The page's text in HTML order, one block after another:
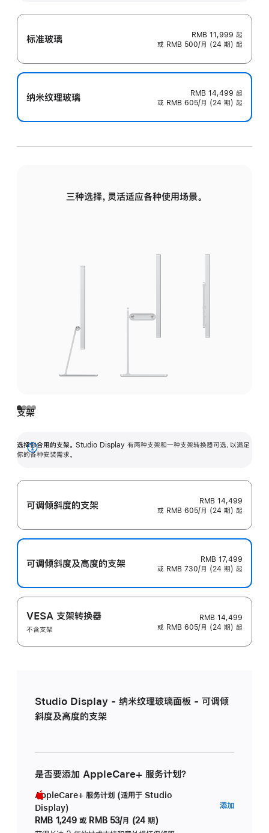
标准玻璃 RMB 11,999 起
或 RMB 500/月 (24 期) 起
纳米纹理玻璃 RMB 14,499 起
或 RMB 605/月 (24 期) 起
三种选择，灵活适应各种使用场景。
支架
选择你合用的支架。 Studio Display 有两种支架和一种支架转换器可选，以满足
你的各种安装需求。
展
可调倾斜度的支架
RMB 14,499
或 RMB 605/月 (24 期) 起
可调倾斜度及高‍度的支‍架
RMB 17,499
或 RMB 730/月 (24 期) 起
VESA 支架转换器
不含支架
RMB 14,499
或 RMB 605/月 (24 期) 起
Studio Display - 纳米纹理玻璃面板 - 可调倾
斜度及高度的支架
是否要添加 AppleCare+ 服务计划？
AppleCare+ 服务计划 (适用于 Studio
Display)
RMB 1,249 或 RMB 53/月 (24 期)
添加